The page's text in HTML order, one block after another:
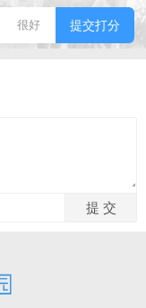
很好 提交打分